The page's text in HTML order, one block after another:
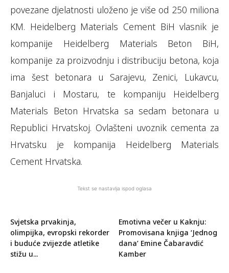
povezane djelatnosti uloženo je više od 250 miliona
KM. Heidelberg Materials Cement BiH vlasnik je
kompanije Heidelberg Materials Beton BiH,
kompanije za proizvodnju i distribuciju betona, koja
ima šest betonara u Sarajevu, Zenici, Lukavcu,
Banjaluci i Mostaru, te kompaniju Heidelberg
Materials Beton Hrvatska sa sedam betonara u
Republici Hrvatskoj. Ovlašteni uvoznik cementa za
Hrvatsku je kompanija Heidelberg Materials
Cement Hrvatska.
Tekst se nastavlja ispod oglasa
Svjetska prvakinja,
olimpijka, evropski rekorder
i buduće zvijezde atletike
stižu u...
Emotivna večer u Kaknju:
Promovisana knjiga ‘Jednog
dana’ Emine Čabaravdić
Kamber